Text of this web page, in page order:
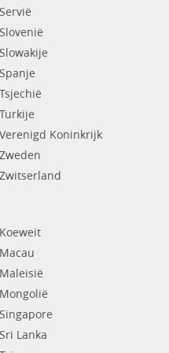
Servië
Slovenië
Slowakije
Spanje
Tsjechië
Turkije
Verenigd Koninkrijk
Zweden
Zwitserland
Koeweit
Macau
Maleisië
Mongolië
Singapore
Sri Lanka